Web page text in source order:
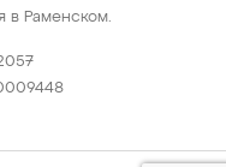
в Раменском.